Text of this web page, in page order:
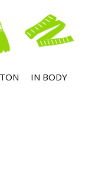
IN BODY